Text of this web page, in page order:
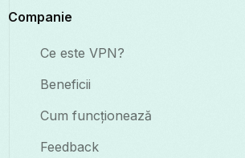
Companie
Ce este VPN?
Beneficii
Cum funcționează
Feedback